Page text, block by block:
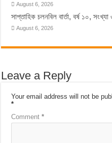
August 6, 2026
সাপ্তাহিক চলনবিল বার্তা, বর্ষ ১০,
August 6, 2026
Leave a Reply
Your email address will not be
*
Comment*